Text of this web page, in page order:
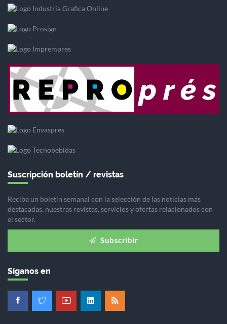
Suscripción boletín / revistas
Reciba un boletín semanal con la selección de las noticias más
destacadas, nuestras revistas, servicios y ofertas relacionados con
el sector.
Subscribir
Síganos en